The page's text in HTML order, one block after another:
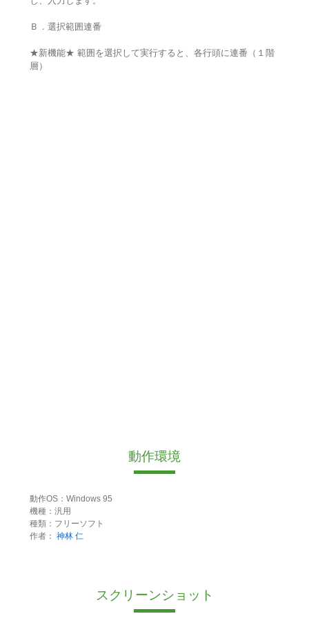
Ｂ．選択範囲連番
★新機能★ 範囲を選択して実行すると、各行頭に連番（１階
層）
動作環境
動作OS：Windows 95
機種：汎用
種類：フリーソフト
作者： 神林 仁
スクリーンショット